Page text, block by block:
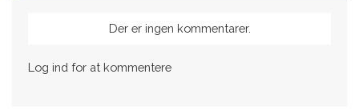
Der er ingen kommentarer.
Log ind for at kommentere